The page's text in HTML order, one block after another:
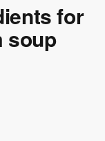
for
soup